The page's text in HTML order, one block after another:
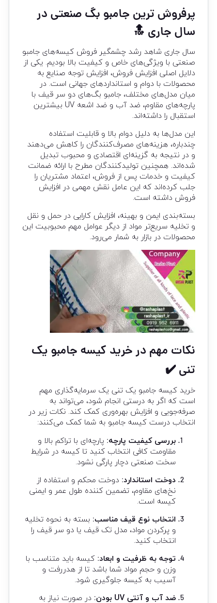
پرفروش ترین جامبو بگ صنعتی در
سال جاری 🔝
سال جاری شاهد رشد چشمگیر فروش کیسه‌های جامبو
صنعتی با ویژگی‌های خاص و کیفیت بالا بودیم. یکی از
دلایل اصلی افزایش فروش، افزایش توجه صنایع به
محصولات با دوام و استانداردهای جهانی است. در
میان مدل‌های مختلف، جامبو بگ‌های دو سر قیف با
پارچه‌های مقاوم، ضد آب و ضد اشعه UV بیشترین
استقبال را داشته‌اند.
این مدل‌ها به دلیل دوام بالا و قابلیت استفاده
چندباره، هزینه‌های مصرف‌کنندگان را کاهش می‌دهند
و در نتیجه به گزینه‌ای اقتصادی و محبوب تبدیل
شده‌اند. همچنین تولیدکنندگان مطرح با ارائه ضمانت
کیفیت و خدمات پس از فروش، اعتماد مشتریان را
جلب کرده‌اند که این عامل نقش مهمی در افزایش
فروش داشته است.
بسته‌بندی ایمن و بهینه، افزایش کارایی در حمل و نقل
و تخلیه سریع‌تر مواد از دیگر عوامل مهم محبوبیت این
محصولات در بازار به شمار می‌رود.
نکات مهم در خرید کیسه جامبو یک
تنی ✔️
خرید کیسه جامبو یک تنی یک سرمایه‌گذاری مهم
است که اگر به درستی انجام شود، می‌تواند به
صرفه‌جویی و افزایش بهره‌وری کمک کند. نکات زیر در
انتخاب درست کیسه جامبو به شما کمک می‌کنند:
بررسی کیفیت پارچه: پارچه‌ای با تراکم بالا و
مقاومت کافی انتخاب کنید تا کیسه در شرایط
سخت صنعتی دچار پارگی نشود.
دوخت استاندارد: دوخت محکم و استفاده از
نخ‌های مقاوم، تضمین کننده طول عمر و ایمنی
کیسه است.
انتخاب نوع قیف مناسب: بسته به نحوه تخلیه
و پرکردن مواد، مدل تک قیف یا دو سر قیف را
انتخاب کنید.
توجه به ظرفیت و ابعاد: کیسه باید متناسب با
وزن و حجم مواد شما باشد تا از هدررفت و
آسیب به کیسه جلوگیری شود.
ضد آب و آنتی UV بودن:
در صورت نیاز به